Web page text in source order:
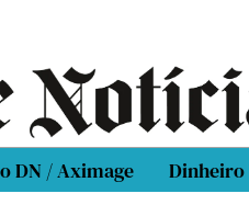
DN / Aximage Dinheiro